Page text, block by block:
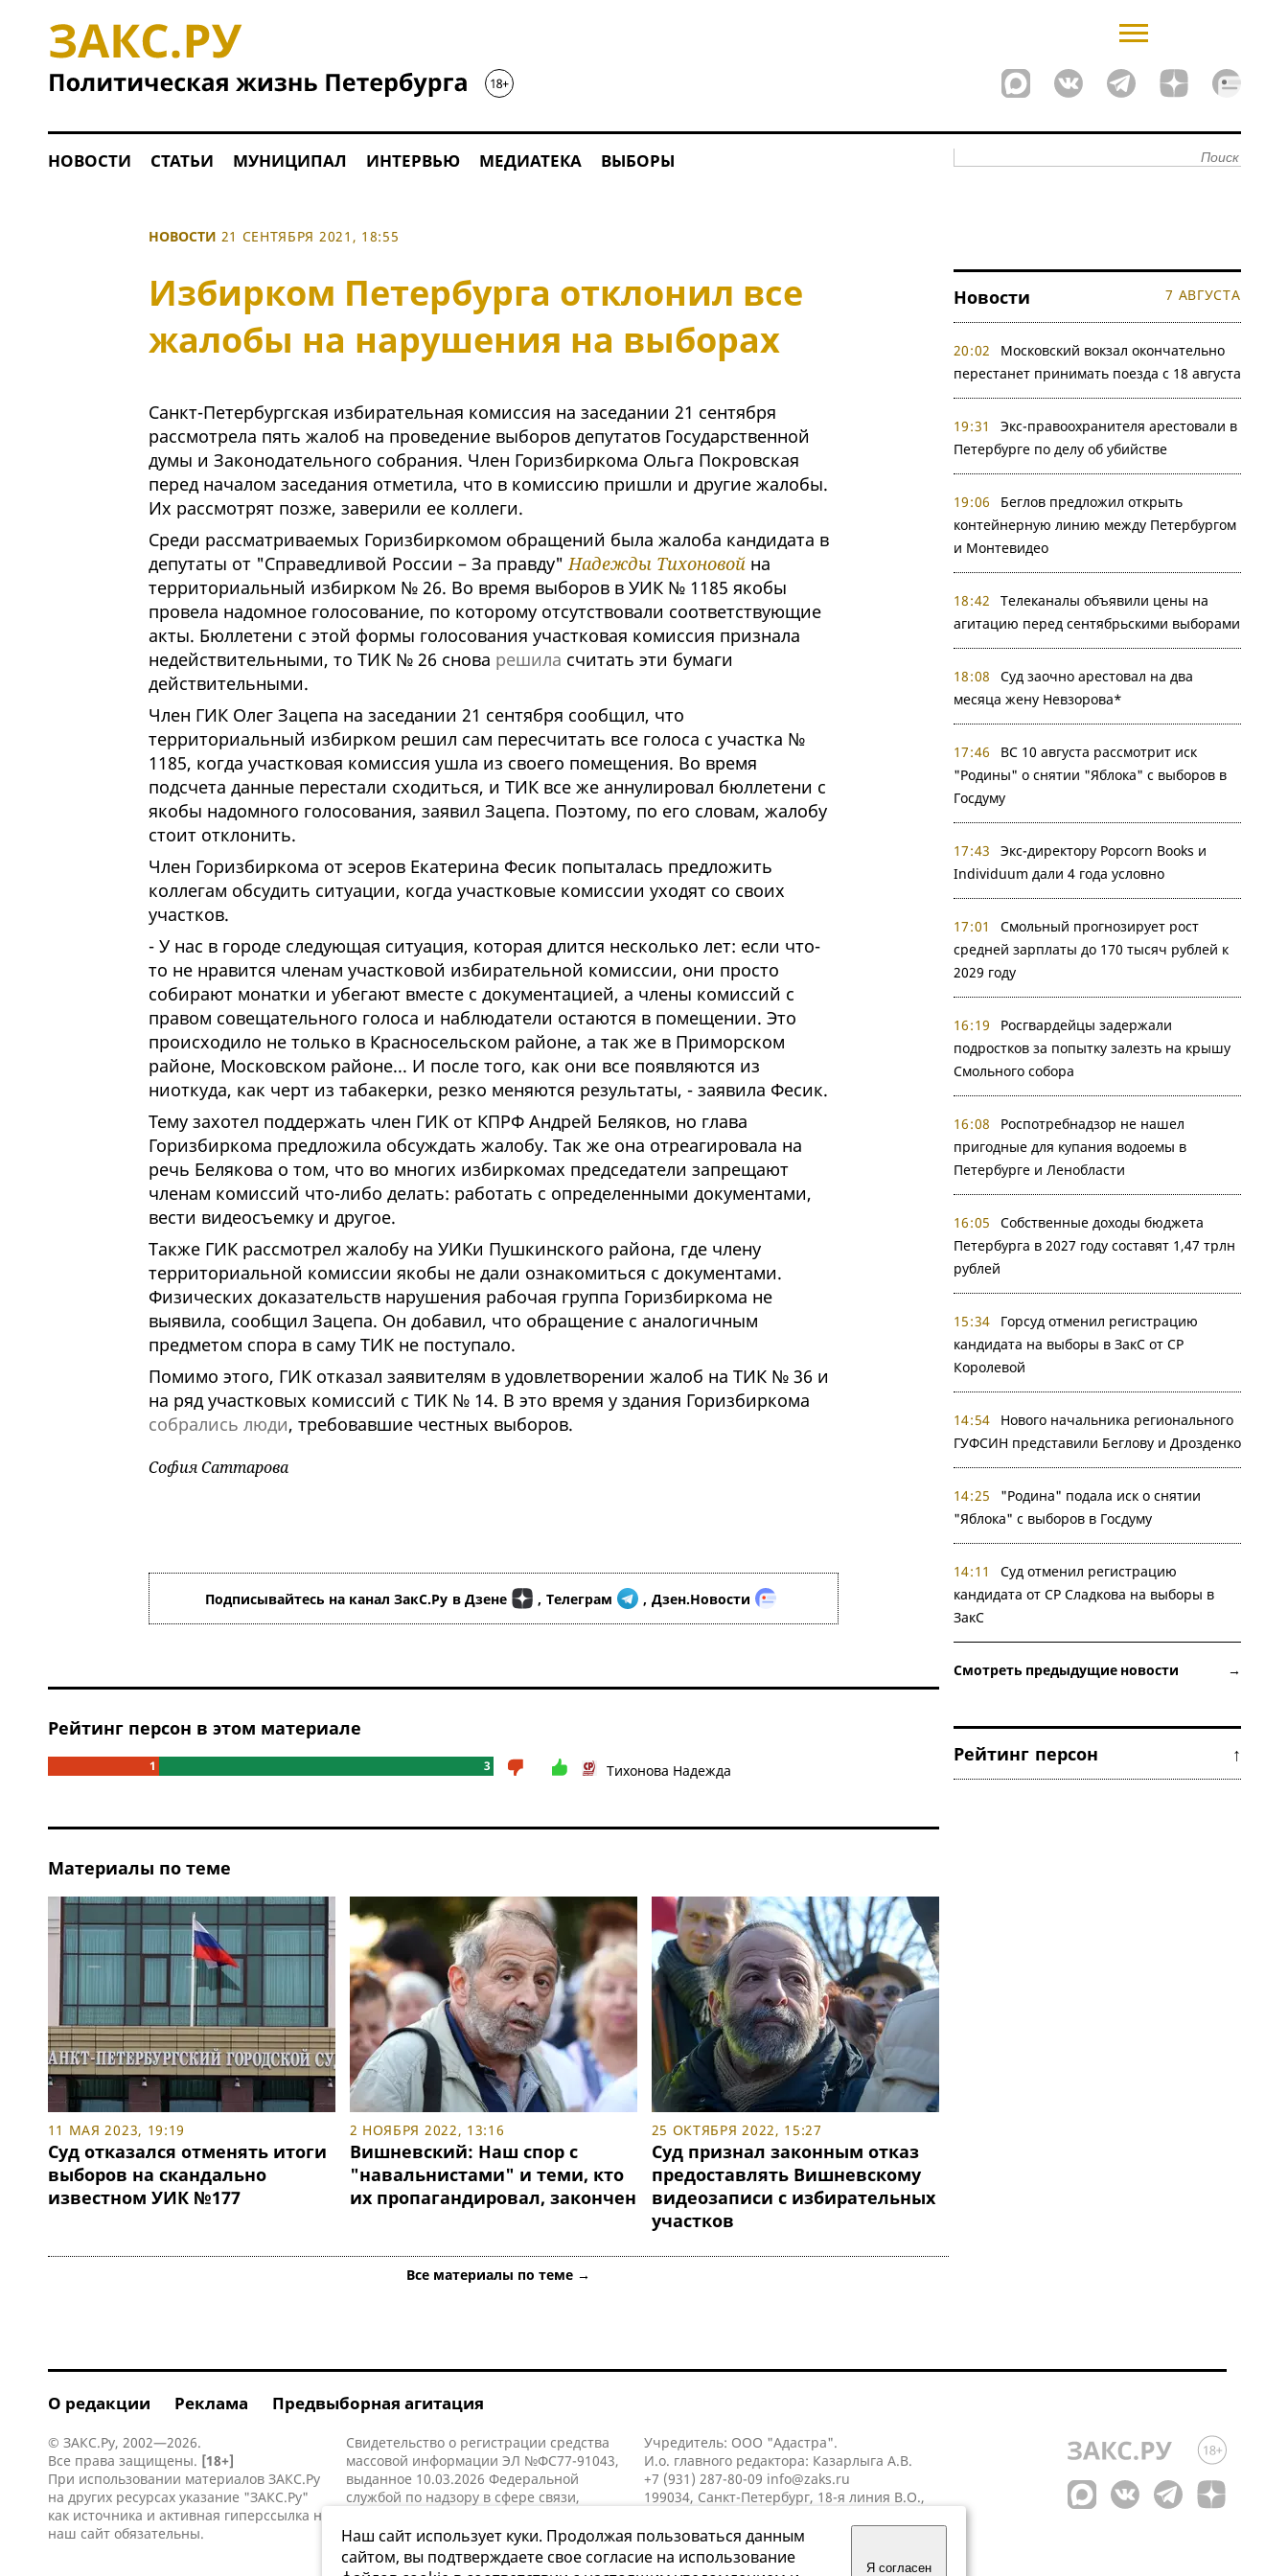
НОВОСТИ СТАТЬИ МУНИЦИПАЛ ИНТЕРВЬЮ МЕДИАТЕКА ВЫБОРЫ
НОВОСТИ 21 СЕНТЯБРЯ 2021, 18:55
Избирком Петербурга отклонил все
жалобы на нарушения на выборах
Санкт-Петербургская избирательная комиссия на заседании 21 сентября
рассмотрела пять жалоб на проведение выборов депутатов Государственной
думы и Законодательного собрания. Член Горизбиркома Ольга Покровская
перед началом заседания отметила, что в комиссию пришли и другие жалобы.
Их рассмотрят позже, заверили ее коллеги.
Среди рассматриваемых Горизбиркомом обращений была жалоба кандидата в
депутаты от "Справедливой России – За правду"Надежды Тихоновойна
территориальный избирком № 26. Во время выборов в УИК № 1185 якобы
провела надомное голосование, по которому отсутствовали соответствующие
акты. Бюллетени с этой формы голосования участковая комиссия признала
недействительными, то ТИК № 26 снова решила считать эти бумаги
действительными.
Член ГИК Олег Зацепа на заседании 21 сентября сообщил, что
территориальный избирком решил сам пересчитать все голоса с участка №
1185, когда участковая комиссия ушла из своего помещения. Во время
подсчета данные перестали сходиться, и ТИК все же аннулировал бюллетени с
якобы надомного голосования, заявил Зацепа. Поэтому, по его словам, жалобу
стоит отклонить.
Член Горизбиркома от эсеров Екатерина Фесик попыталась предложить
коллегам обсудить ситуации, когда участковые комиссии уходят со своих
участков.
- У нас в городе следующая ситуация, которая длится несколько лет: если что-
то не нравится членам участковой избирательной комиссии, они просто
собирают монатки и убегают вместе с документацией, а члены комиссий с
правом совещательного голоса и наблюдатели остаются в помещении. Это
происходило не только в Красносельском районе, а так же в Приморском
районе, Московском районе... И после того, как они все появляются из
ниоткуда, как черт из табакерки, резко меняются результаты, - заявила Фесик.
Тему захотел поддержать член ГИК от КПРФ Андрей Беляков, но глава
Горизбиркома предложила обсуждать жалобу. Так же она отреагировала на
речь Белякова о том, что во многих избиркомах председатели запрещают
членам комиссий что-либо делать: работать с определенными документами,
вести видеосъемку и другое.
Также ГИК рассмотрел жалобу на УИКи Пушкинского района, где члену
территориальной комиссии якобы не дали ознакомиться с документами.
Физических доказательств нарушения рабочая группа Горизбиркома не
выявила, сообщил Зацепа. Он добавил, что обращение с аналогичным
предметом спора в саму ТИК не поступало.
Помимо этого, ГИК отказал заявителям в удовлетворении жалоб на ТИК № 36 и
на ряд участковых комиссий с ТИК № 14. В это время у здания Горизбиркома
собрались люди, требовавшие честных выборов.
София Саттарова
Подписывайтесь на канал ЗакС.Ру в Дзене , Телеграм , Дзен.Новости
Рейтинг персон в этом материале
1 3 Тихонова Надежда
Материалы по теме
11 МАЯ 2023, 19:19
Суд отказался отменять итоги
выборов на скандально
известном УИК №177
2 НОЯБРЯ 2022, 13:16
Вишневский: Наш спор с
"навальнистами" и теми, кто
их пропагандировал, закончен
25 ОКТЯБРЯ 2022, 15:27
Суд признал законным отказ
предоставлять Вишневскому
видеозаписи с избирательных
участков
Все материалы по теме →
Новости 7 АВГУСТА
20:02
Московский вокзал окончательно
перестанет принимать поезда с 18 августа
19:31
Экс-правоохранителя арестовали в
Петербурге по делу об убийстве
19:06
Беглов предложил открыть
контейнерную линию между Петербургом
и Монтевидео
18:42
Телеканалы объявили цены на
агитацию перед сентябрьскими выборами
18:08
Суд заочно арестовал на два
месяца жену Невзорова*
17:46
ВС 10 августа рассмотрит иск
"Родины" о снятии "Яблока" с выборов в
Госдуму
17:43
Экс-директору Popcorn Books и
Individuum дали 4 года условно
17:01
Смольный прогнозирует рост
средней зарплаты до 170 тысяч рублей к
2029 году
16:19
Росгвардейцы задержали
подростков за попытку залезть на крышу
Смольного собора
16:08
Роспотребнадзор не нашел
пригодные для купания водоемы в
Петербурге и Ленобласти
16:05
Собственные доходы бюджета
Петербурга в 2027 году составят 1,47 трлн
рублей
15:34
Горсуд отменил регистрацию
кандидата на выборы в ЗакС от СР
Королевой
14:54
Нового начальника регионального
ГУФСИН представили Беглову и Дрозденко
14:25
"Родина" подала иск о снятии
"Яблока" с выборов в Госдуму
14:11
Суд отменил регистрацию
кандидата от СР Сладкова на выборы в
ЗакС
Смотреть предыдущие новости →
Рейтинг персон ↑
О редакции Реклама Предвыборная агитация
© ЗАКС.Ру, 2002—2026.
Все права защищены. [18+]
При использовании материалов ЗАКС.Ру
на других ресурсах указание "ЗАКС.Ру"
как источника и активная гиперссылка на
наш сайт обязательны.
Свидетельство о регистрации средства
массовой информации ЭЛ №ФС77-91043,
выданное 10.03.2026 Федеральной
службой по надзору в сфере связи,
коммуникаций (Роскомнадзор).
Учредитель: ООО "Адастра".
И.о. главного редактора: Казарлыга А.В.
+7 (931) 287-80-09 info@zaks.ru
199034, Санкт-Петербург, 18-я линия В.О.,
Наш сайт использует куки. Продолжая пользоваться данным
сайтом, вы подтверждаете свое согласие на использование
Я согласен